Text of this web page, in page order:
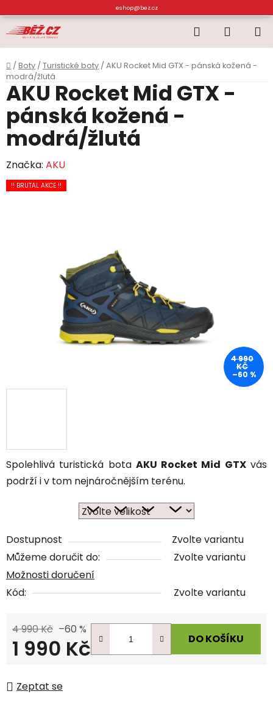
na
obsah
eshop@bez.cz
Hledat
KOŠÍK
Domů
/ Boty / Turistické boty / AKU Rocket Mid GTX - pánská kožená -
modrá/žlutá
Spolehlivá turistická bota AKU Rocket Mid GTXvás
podrží i v tom nejnáročnějším terénu.
Dostupnost
Zvolte variantu
Můžeme doručit do:
Zvolte variantu
Možnosti doručení
Kód:
Zvolte variantu
4 990 Kč –60 %
1 990 Kč DO KOŠÍKU
Zeptat se
AKU Rocket Mid GTX -
pánská kožená -
modrá/žlutá
Značka: AKU
!! BRUTAL AKCE !!
4 990
KČ
–60 %